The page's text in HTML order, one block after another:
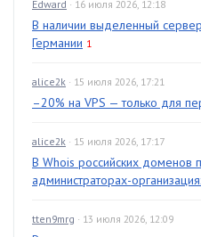
Edward · 16 июля 2026, 12:18
В наличии выделенный
Германии 1
alice2k · 15 июля 2026, 17:21
–20% на VPS — только для
alice2k · 15 июля 2026, 17:17
В Whois российских доменов
администраторах-
tten9mrg · 13 июля 2026, 12:09